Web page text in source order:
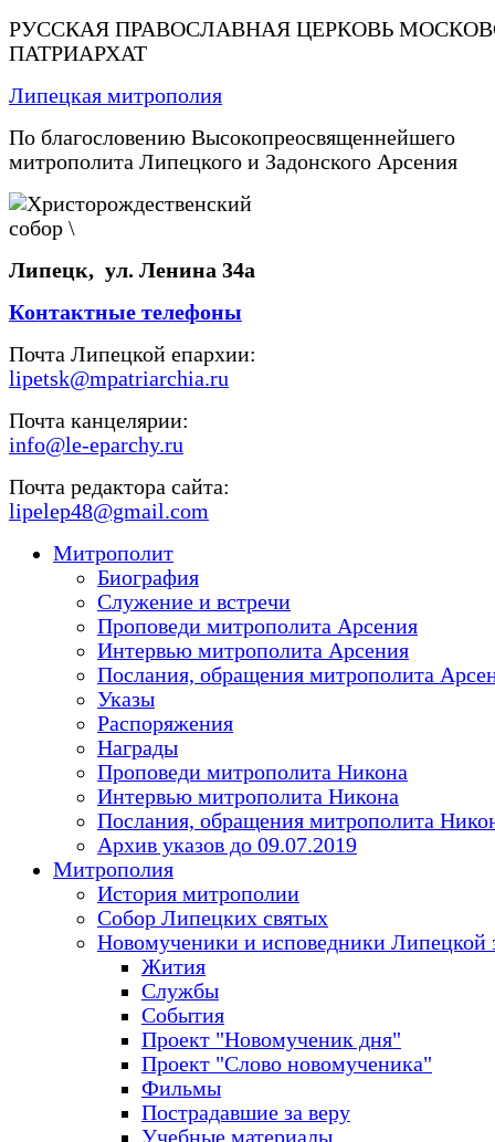
РУССКАЯ ПРАВОСЛАВНАЯ ЦЕРКОВЬ
ПАТРИАРХАТ
Липецкая митрополия
По благословению Высокопреосвященнейшего
митрополита Липецкого и Задонского Арсения
Липецк, ул. Ленина 34а
Контактные телефоны
Почта Липецкой епархии:
lipetsk@mpatriarchia.ru
Почта канцелярии:
info@le-eparchy.ru
Почта редактора сайта:
lipelep48@gmail.com
Митрополит
Биография
Служение и встречи
Проповеди митрополита Арсения
Интервью митрополита Арсения
Послания, обращения митрополита
Указы
Распоряжения
Награды
Проповеди митрополита Никона
Интервью митрополита Никона
Послания, обращения митрополита
Архив указов до 09.07.2019
Митрополия
История митрополии
Собор Липецких святых
Новомученики и исповедники Липецкой
Жития
Службы
События
Проект "Новомученик дня"
Проект "Слово новомученика"
Фильмы
Пострадавшие за веру
Учебные материалы